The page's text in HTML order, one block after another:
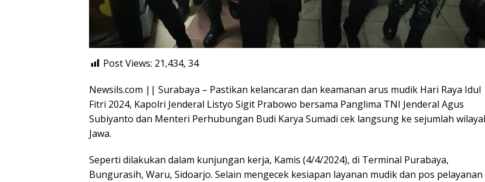
Post Views: 21,434, 34
Newsils.com || Surabaya – Pastikan kelancaran dan keamanan arus mudik Hari Raya Idul
Fitri 2024, Kapolri Jenderal Listyo Sigit Prabowo bersama Panglima TNI Jenderal Agus
Subiyanto dan Menteri Perhubungan Budi Karya Sumadi cek langsung ke sejumlah
Jawa.
Seperti dilakukan dalam kunjungan kerja, Kamis (4/4/2024), di Terminal Purabaya,
Bungurasih, Waru, Sidoarjo. Selain mengecek kesiapan layanan mudik dan pos pelayanan